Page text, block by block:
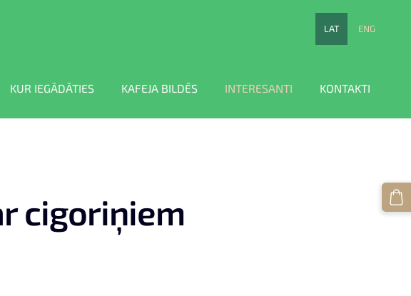
KUR IEGĀDĀTIES KAFEJA BILDĒS INTERESANTI KONTAKTI
LAT ENG
cigoriņiem